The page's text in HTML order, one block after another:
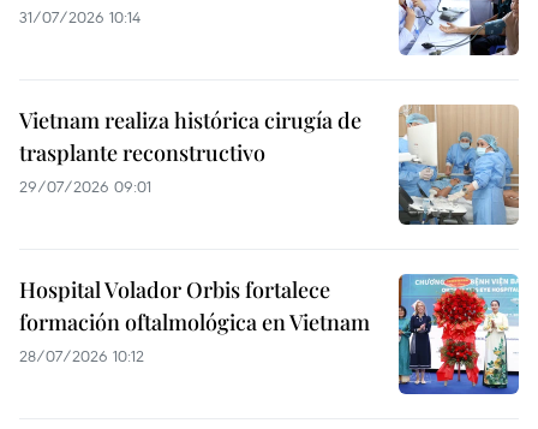
31/07/2026 10:14
Vietnam realiza histórica cirugía de
trasplante reconstructivo
29/07/2026 09:01
Hospital Volador Orbis fortalece
formación oftalmológica en Vietnam
28/07/2026 10:12